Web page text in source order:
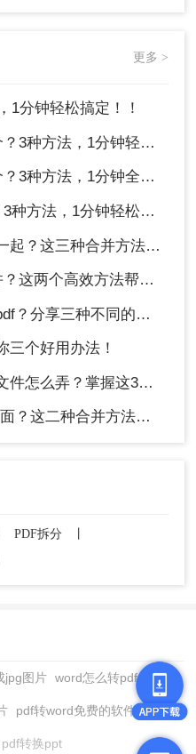
更多 >
1分钟轻松搞定！！
方法，1分钟轻松搞定！
方法，1分钟全搞定！！
法，1分钟轻松搞定！!
这三种合并方法超实用！
个高效方法帮你解决！
同的方法来帮助您轻松合并！
三个好用办法！
掌握这3种方法轻松合并！
二种合并方法了解下！
PDF拆分
jpg图片 word怎么转pdf
pdf转word免费的软件
pdf转换ppt